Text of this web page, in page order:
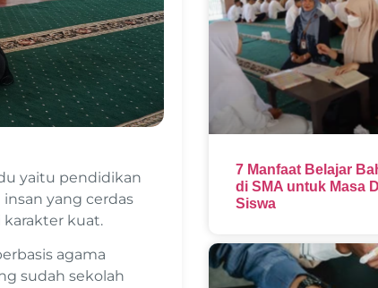
yaitu pendidikan
yang cerdas
kuat.
agama
sudah sekolah
7 Manfaat Belajar
di SMA untuk Masa
Siswa